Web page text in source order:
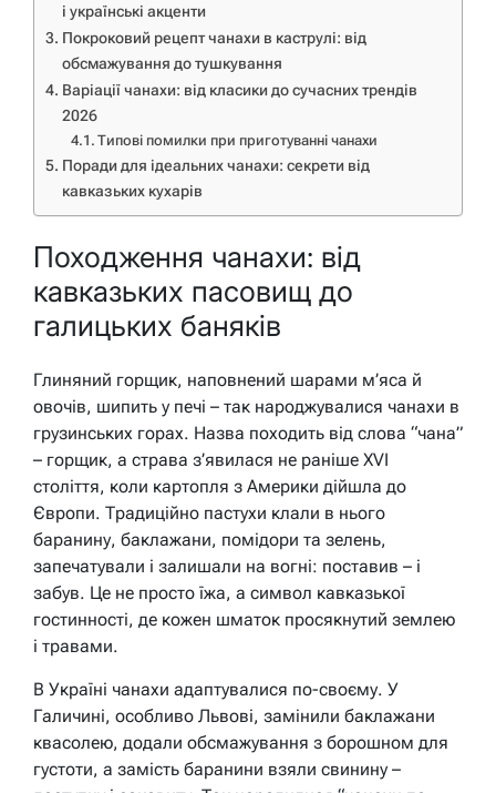
і українські акценти
Покроковий рецепт чанахи в каструлі: від
обсмажування до тушкування
Варіації чанахи: від класики до сучасних трендів
2026
Типові помилки при приготуванні чанахи
Поради для ідеальних чанахи: секрети від
кавказьких кухарів
Походження чанахи: від
кавказьких пасовищ до
галицьких баняків
Глиняний горщик, наповнений шарами м’яса й
овочів, шипить у печі – так народжувалися чанахи в
грузинських горах. Назва походить від слова “чана”
– горщик, а страва з’явилася не раніше XVI
століття, коли картопля з Америки дійшла до
Європи. Традиційно пастухи клали в нього
баранину, баклажани, помідори та зелень,
запечатували і залишали на вогні: поставив – і
забув. Це не просто їжа, а символ кавказької
гостинності, де кожен шматок просякнутий землею
і травами.
В Україні чанахи адаптувалися по-своєму. У
Галичині, особливо Львові, замінили баклажани
квасолею, додали обсмажування з борошном для
густоти, а замість баранини взяли свинину –